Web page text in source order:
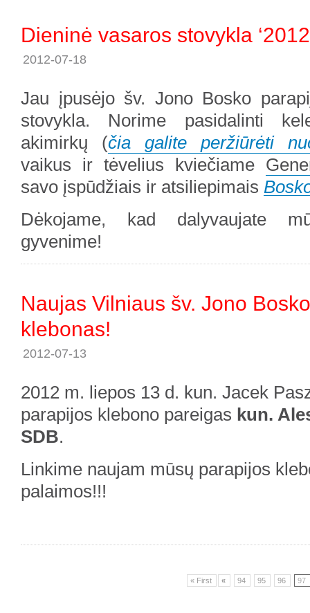
Dieninė vasaros stovykla ‘2012
2012-07-18
Jau įpusėjo šv. Jono Bosko
stovykla. Norime pasidalinti
akimirkų (čia galite peržiūrėti
vaikus ir tėvelius kviečiame
savo įspūdžiais ir atsiliepimais
Dėkojame, kad dalyvaujate
gyvenime!
Naujas Vilniaus šv. Jono
klebonas!
2012-07-13
2012 m. liepos 13 d. kun. Jacek
parapijos klebono pareigas kun.
SDB.
Linkime naujam mūsų parapijos
palaimos!!!
« First « 94 95 96 97